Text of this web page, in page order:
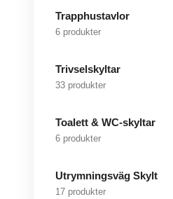
Trapphustavlor
6 produkter
Trivselskyltar
33 produkter
Toalett & WC-skyltar
6 produkter
Utrymningsväg Skylt
17 produkter